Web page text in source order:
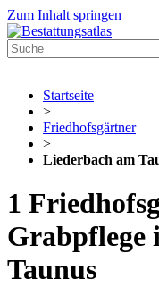
Zum Inhalt springen
Startseite
>
Friedhofsgärtner
>
Liederbach am
1
Grabpflege
Taunus